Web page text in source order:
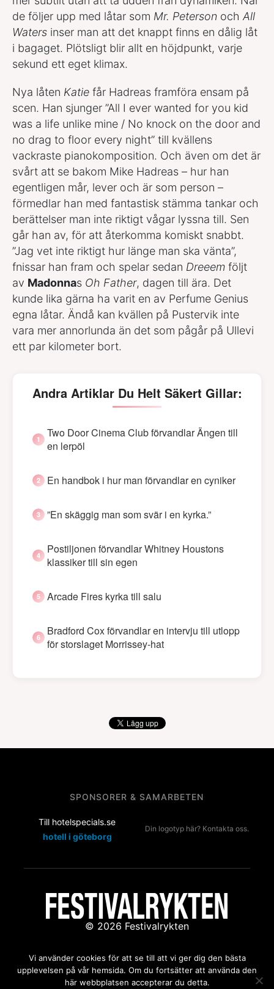
de följer upp med låtar som Mr. Peterson och All
Waters inser man att det knappt finns en dålig låt
i bagaget. Plötsligt blir allt en höjdpunkt, varje
sekund ett eget klimax.
Nya låten Katie får Hadreas framföra ensam på
scen. Han sjunger ”All I ever wanted for you kid
was a life unlike mine / No knock on the door and
no drag to floor every night” till kvällens
vackraste pianokomposition. Och även om det är
svårt att se bakom Mike Hadreas – hur han
egentligen mår, lever och är som person –
förmedlar han med fantastisk stämma tankar och
berättelser man inte riktigt vågar lyssna till. Sen
går han av, för att återkomma komiskt snabbt.
”Jag vet inte riktigt hur länge man ska vänta”,
fnissar han fram och spelar sedan Dreeem följt
av Madonnas Oh Father, dagen till ära. Det
kunde lika gärna ha varit en av Perfume Genius
egna låtar. Ändå kan kvällen på Pustervik inte
vara mer annorlunda än det som pågår på Ullevi
ett par kilometer bort.
Andra Artiklar Du Helt Säkert Gillar:
Two Door Cinema Club förvandlar Ängen till
en lerpöl
En handbok i hur man förvandlar en cyniker
”En skäggig man som svär i en kyrka.”
Postiljonen förvandlar Whitney Houstons
klassiker till sin egen
Arcade Fires kyrka till salu
Bradford Cox förvandlar en intervju till utlopp
för storslaget Morrissey-hat
SPONSORER & SAMARBETEN
Till hotelspecials.se
hotell i göteborg
Din logotyp här? Kontakta oss.
© 2026 Festivalrykten
Kontakta oss:redaktion@festivalrykten.se
Vi använder cookies för att se till att vi ger dig den bästa
upplevelsen på vår hemsida. Om du fortsätter att använda den
här webbplatsen accepterar du detta.